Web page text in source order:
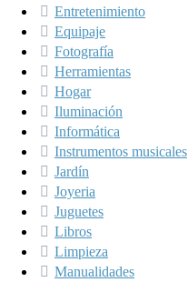
Entretenimiento
Equipaje
Fotografía
Herramientas
Hogar
Iluminación
Informática
Instrumentos musicales
Jardín
Joyeria
Juguetes
Libros
Limpieza
Manualidades